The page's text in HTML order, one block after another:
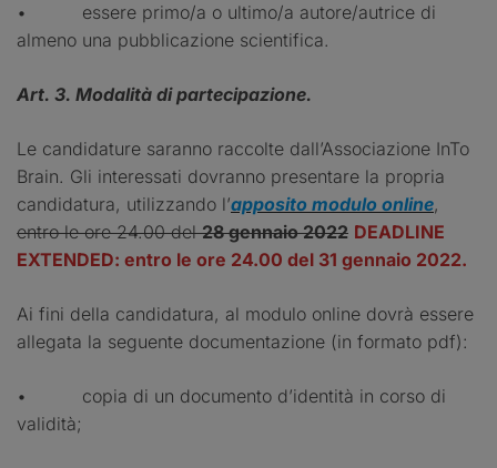
• essere primo/a o ultimo/a autore/autrice di
almeno una pubblicazione scientifica.
Art. 3. Modalità di partecipazione.
Le candidature saranno raccolte dall’Associazione InTo
Brain. Gli interessati dovranno presentare la propria
candidatura, utilizzando l’apposito modulo online,
entro le ore 24.00 del28 gennaio 2022 DEADLINE
EXTENDED: entro le ore 24.00 del 31 gennaio 2022.
Ai fini della candidatura, al modulo online dovrà essere
allegata la seguente documentazione (in formato pdf):
• copia di un documento d’identità in corso di
validità;